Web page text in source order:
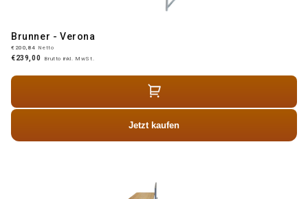
Brunner - Verona
€200,84 Netto
€239,00 Brutto inkl. MwSt.
Jetzt kaufen